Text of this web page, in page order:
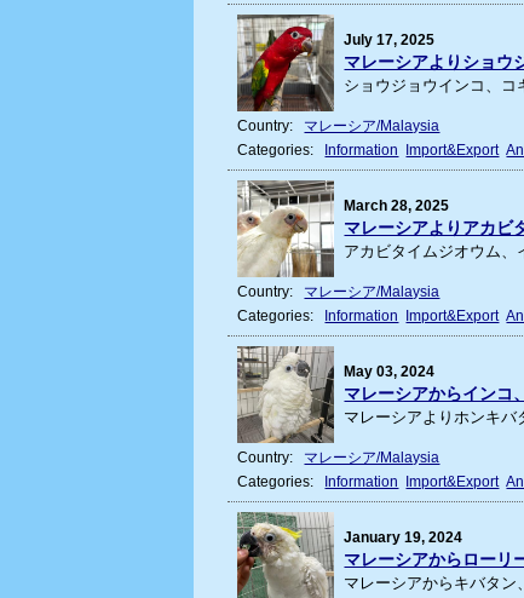
July 17, 2025
マレーシアよりショウ
ショウジョウインコ、
Country:
マレーシア/Malaysia
Categories:
Information Import&Export
March 28, 2025
マレーシアよりアカビ
アカビタイムジオウム
Country:
マレーシア/Malaysia
Categories:
Information Import&Export
May 03, 2024
マレーシアからインコ
マレーシアよりホンキ
Country:
マレーシア/Malaysia
Categories:
Information Import&Export
January 19, 2024
マレーシアからローリ
マレーシアからキバタ